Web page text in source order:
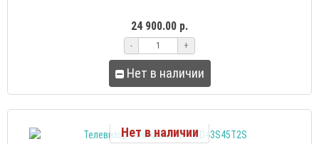
24 900.00 р.
- +
Нет в наличии
Нет в наличии